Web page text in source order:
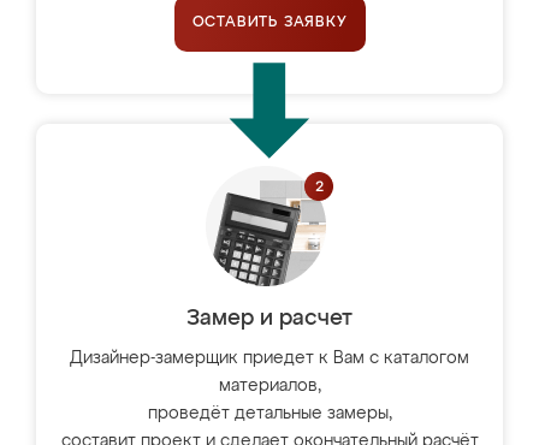
ОСТАВИТЬ ЗАЯВКУ
Замер и расчет
Дизайнер-замерщик приедет к Вам с каталогом
материалов,
проведёт детальные замеры,
составит проект и сделает окончательный расчёт